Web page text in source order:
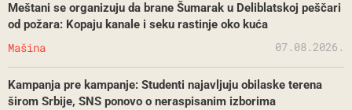
Meštani se organizuju da brane Šumarak u Deliblatskoj peščari
od požara: Kopaju kanale i seku rastinje oko kuća
Mašina 07.08.2026.
Kampanja pre kampanje: Studenti najavljuju obilaske terena
širom Srbije, SNS ponovo o neraspisanim izborima